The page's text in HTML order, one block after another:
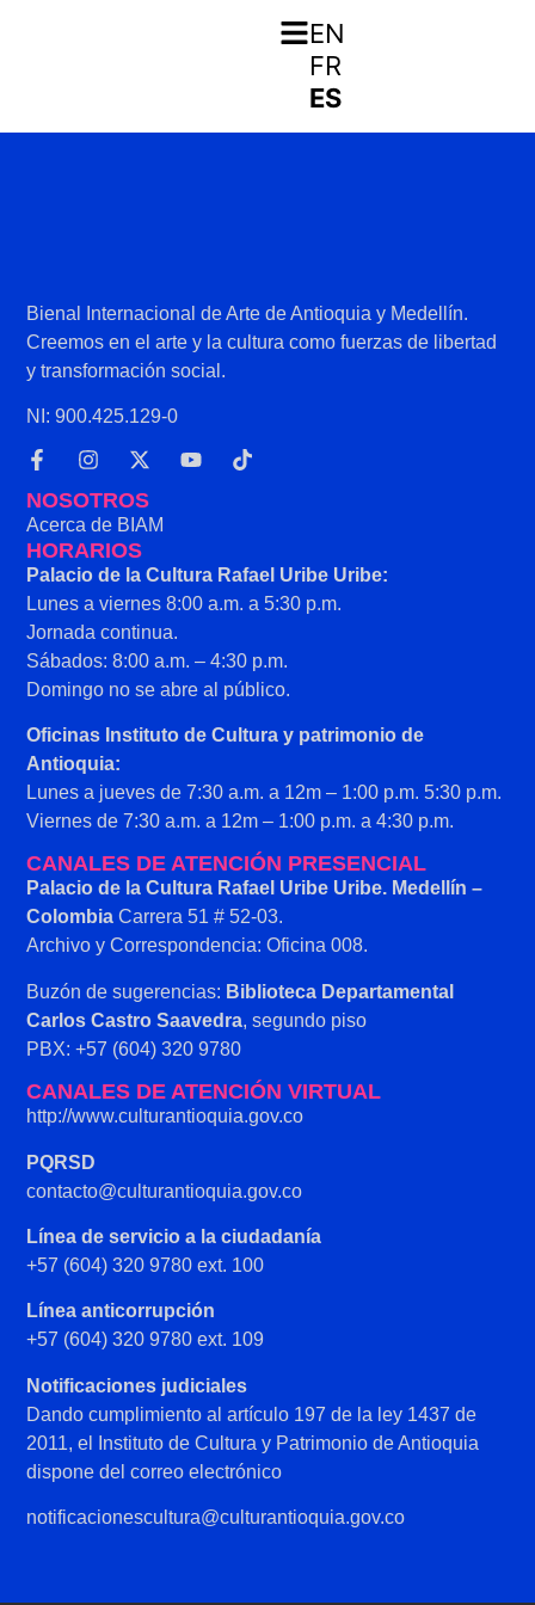
EN
FR
ES
María Roldán
Bienal Internacional de Arte de Antioquia y Medellín.
Creemos en el arte y la cultura como fuerzas de libertad
y transformación social.
NI: 900.425.129-0
NOSOTROS
Acerca de BIAM
CANALES DE ATENCIÓN VIRTUAL
http://www.culturantioquia.gov.co
PQRSD
contacto@culturantioquia.gov.co
Línea de servicio a la ciudadanía
+57 (604) 320 9780 ext. 100
Línea anticorrupción
+57 (604) 320 9780 ext. 109
Notificaciones judiciales
Dando cumplimiento al artículo 197 de la ley 1437 de
2011, el Instituto de Cultura y Patrimonio de Antioquia
dispone del correo electrónico
notificacionescultura@culturantioquia.gov.co
CANALES DE ATENCIÓN PRESENCIAL
Palacio de la Cultura Rafael Uribe Uribe. Medellín –
Colombia Carrera 51 # 52-03.
Archivo y Correspondencia: Oficina 008.
Buzón de sugerencias: Biblioteca Departamental
Carlos Castro Saavedra, segundo piso
PBX: +57 (604) 320 9780
HORARIOS
Palacio de la Cultura Rafael Uribe Uribe:
Lunes a viernes 8:00 a.m. a 5:30 p.m.
Jornada continua.
Sábados: 8:00 a.m. – 4:30 p.m.
Domingo no se abre al público.
Oficinas Instituto de Cultura y patrimonio de
Antioquia:
Lunes a jueves de 7:30 a.m. a 12m – 1:00 p.m. 5:30 p.m.
Viernes de 7:30 a.m. a 12m – 1:00 p.m. a 4:30 p.m.